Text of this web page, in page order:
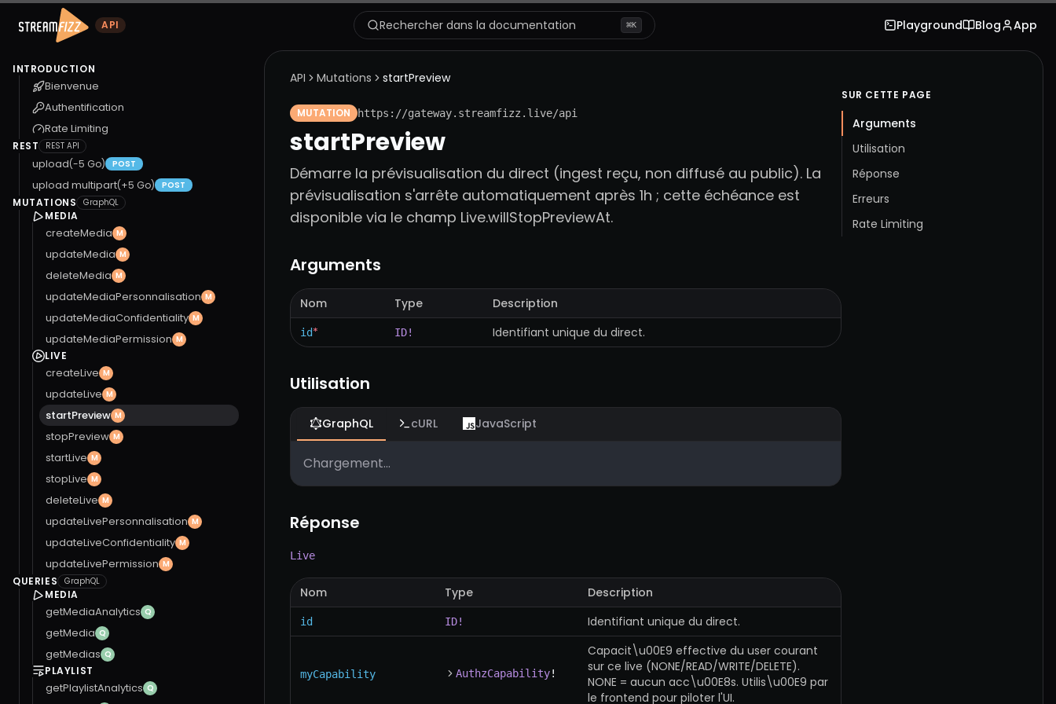
API Rechercher dans la documentation ⌘K Playground Blog App
INTRODUCTION
Bienvenue
Authentification
Rate Limiting
REST REST API
upload(-5 Go) POST
upload multipart(+5 Go) POST
MUTATIONS GraphQL
MEDIA
createMedia M
updateMedia M
deleteMedia M
updateMediaPersonnalisation M
updateMediaConfidentiality M
updateMediaPermission M
LIVE
createLive M
updateLive M
startPreview M
stopPreview M
startLive M
stopLive M
deleteLive M
updateLivePersonnalisation M
updateLiveConfidentiality M
updateLivePermission M
QUERIES GraphQL
MEDIA
getMediaAnalytics Q
getMedia Q
getMedias Q
PLAYLIST
getPlaylistAnalytics Q
API Mutations startPreview
MUTATION https://gateway.streamfizz.live/api
startPreview
Démarre la prévisualisation du direct (ingest reçu, non diffusé au public). La
prévisualisation s'arrête automatiquement après 1h ; cette échéance est
disponible via le champ Live.willStopPreviewAt.
Arguments
Nom Type Description
id* ID! Identifiant unique du direct.
Utilisation
GraphQL cURL JavaScript
Chargement...
Réponse
Live
Nom Type Description
id ID! Identifiant unique du direct.
myCapability AuthzCapability!
Capacit\u00E9 effective du user courant
sur ce live (NONE/READ/WRITE/DELETE).
NONE = aucun acc\u00E8s. Utilis\u00E9 par
le frontend pour piloter l'UI.
SUR CETTE PAGE
Arguments
Utilisation
Réponse
Erreurs
Rate Limiting